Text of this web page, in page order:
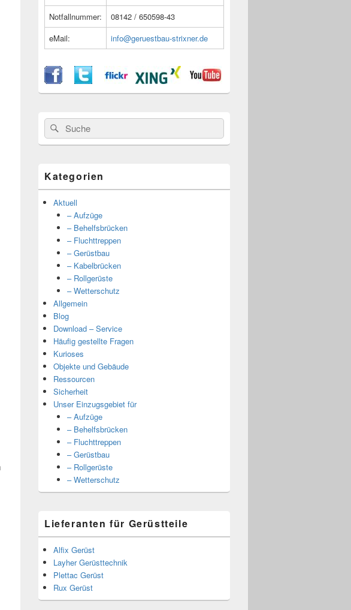
Notfallnummer:
08142 / 650598-43
eMail:
info@geruestbau-strixner.de
Suche
nach:
Kategorien
Aktuell
– Aufzüge
– Behelfsbrücken
– Fluchttreppen
– Gerüstbau
– Kabelbrücken
– Rollgerüste
– Wetterschutz
Allgemein
Blog
Download – Service
Häufig gestellte Fragen
Kurioses
Objekte und Gebäude
Ressourcen
Sicherheit
Unser Einzugsgebiet für
– Aufzüge
– Behelfsbrücken
– Fluchttreppen
– Gerüstbau
– Rollgerüste
– Wetterschutz
Lieferanten für Gerüstteile
Alfix Gerüst
Layher Gerüsttechnik
Plettac Gerüst
Rux Gerüst